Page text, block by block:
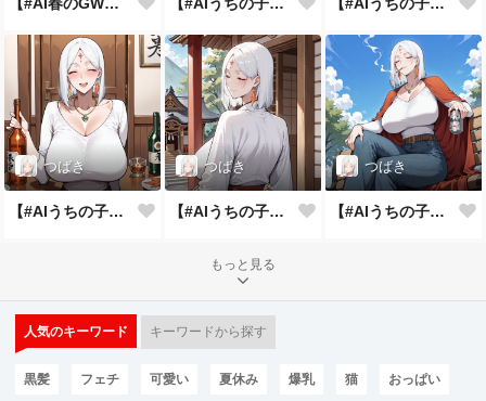
つばき
【#AIうちの子アピール週間】自慢の特技披露
つばき
【#AIうちの子アピール週間】一番輝く勝負服
つばき
【#AIうちの子アピール週間】うちの子自己紹介
もっと見る
人気のキーワード キーワードから探す
黒髪 フェチ 可愛い 夏休み 爆乳 猫 おっぱい